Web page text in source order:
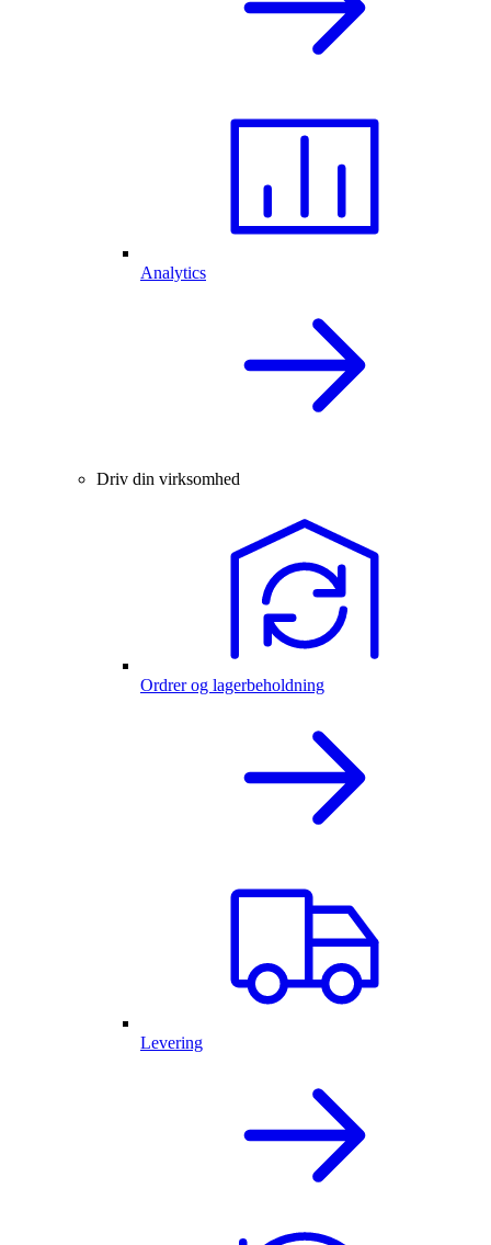
Analytics
Driv din virksomhed
Ordrer og lagerbeholdning
Levering